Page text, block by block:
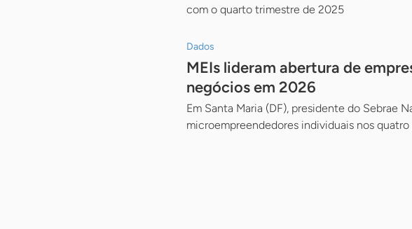
com o quarto trimestre de 2025
Dados
MEIs lideram abertura de
negócios em 2026
Em Santa Maria (DF), presidente do Sebrae
microempreendedores individuais nos